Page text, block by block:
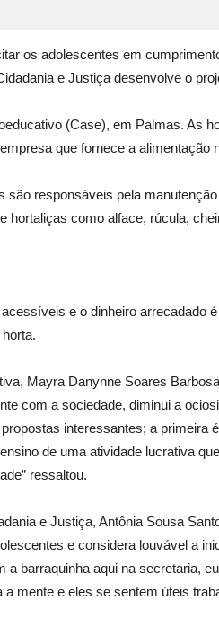
os adolescentes em
e Justiça desenvolve o
(Case), em Palmas. As
que fornece a alimentação
são responsáveis pela
hortaliças como alface, rúcula,
e o dinheiro arrecadado
Mayra Danynne Soares
com a sociedade, diminui a
interessantes; a primeira
de uma atividade lucrativa
ressaltou.
e Justiça, Antônia Sousa
e considera louvável a
a barraquinha aqui na secretaria,
mente e eles se sentem úteis